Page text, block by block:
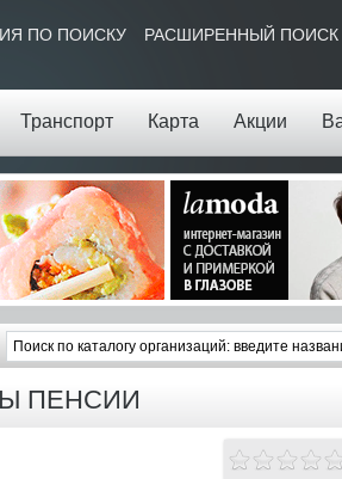
Транспорт Карта Акции
ПО ПОИСКУ РАСШИРЕННЫЙ ПОИСК
ПЕНСИИ